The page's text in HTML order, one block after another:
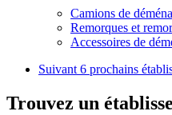
Camions de
Remorques et
Accessoires de
Suivant 6 prochains
Trouvez un